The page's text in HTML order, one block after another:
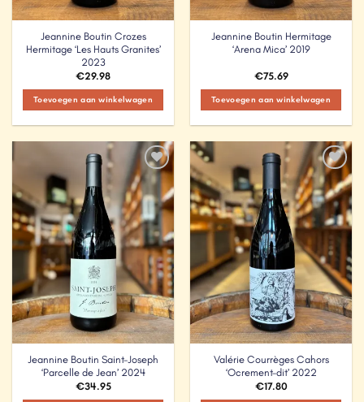
Jeannine Boutin Crozes
Hermitage ‘Les Hauts Granites’
2023
€29.98
Toevoegen aan winkelwagen
Jeannine Boutin Hermitage
‘Arena Mica’ 2019
€75.69
Toevoegen aan winkelwagen
Add to
Wishlist
Jeannine Boutin Saint-Joseph
‘Parcelle de Jean’ 2024
€34.95
Add to
Wishlist
Valérie Courrèges Cahors
‘Ocrement-dit’ 2022
€17.80